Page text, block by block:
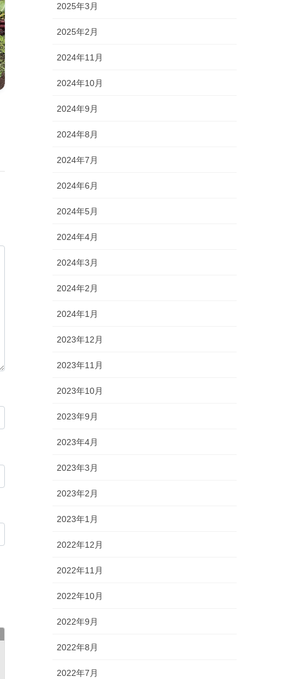
2025年3月
2025年2月
2024年11月
2024年10月
2024年9月
2024年8月
2024年7月
2024年6月
2024年5月
2024年4月
2024年3月
2024年2月
2024年1月
2023年12月
2023年11月
2023年10月
2023年9月
2023年4月
2023年3月
2023年2月
2023年1月
2022年12月
2022年11月
2022年10月
2022年9月
2022年8月
2022年7月